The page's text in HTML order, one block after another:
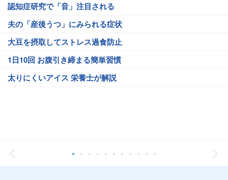
認知症研究で「音」注目される
夫の「産後うつ」にみられる症状
大豆を摂取してストレス過食防止
1日10回 お腹引き締まる簡単習慣
太りにくいアイス 栄養士が解説